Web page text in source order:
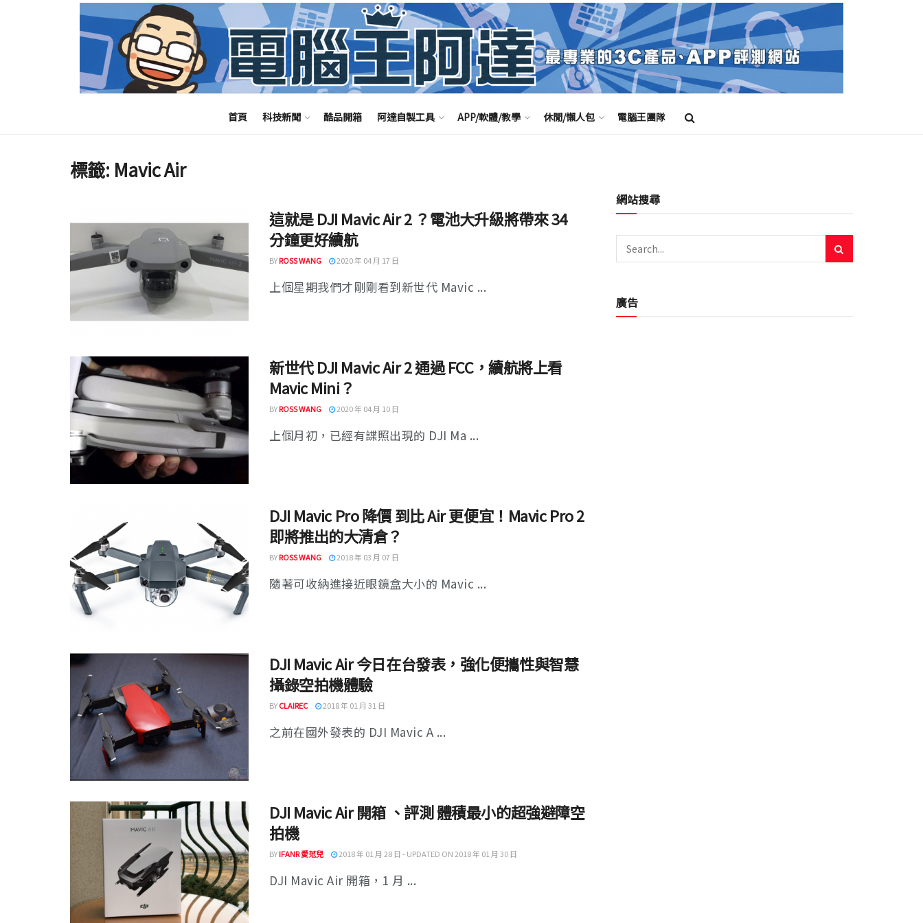
首頁 科技新聞 酷品開箱 阿達自製工具 APP/軟體/教學 休閒/懶人包 電腦王團隊
標籤: Mavic Air
這就是 DJI Mavic Air 2 ？電池大升級將帶來 34
分鐘更好續航
BYROSS WANG 2020 年 04 月 17 日
上個星期我們才剛剛看到新世代 Mavic ...
新世代 DJI Mavic Air 2 通過 FCC，續航將上看
Mavic Mini？
BYROSS WANG 2020 年 04 月 10 日
上個月初，已經有諜照出現的 DJI Ma ...
DJI Mavic Pro 降價 到比 Air 更便宜！Mavic Pro 2
即將推出的大清倉？
BYROSS WANG 2018 年 03 月 07 日
隨著可收納進接近眼鏡盒大小的 Mavic ...
DJI Mavic Air 今日在台發表，強化便攜性與智慧
攝錄空拍機體驗
BYCLAIREC 2018 年 01 月 31 日
之前在國外發表的 DJI Mavic A ...
DJI Mavic Air 開箱 、評測 體積最小的超強避障空
拍機
BYIFANR 愛范兒 2018 年 01 月 28 日 - UPDATED ON 2018 年 01 月 30 日
DJI Mavic Air 開箱，1 月 ...
網站搜尋
廣告